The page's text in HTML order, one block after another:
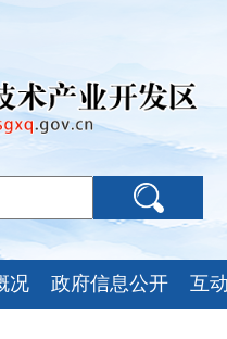
况 政府信息公开 互